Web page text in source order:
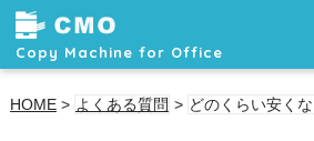
Copy Machine for Office
HOME> よくある質問 > どのくらい安く